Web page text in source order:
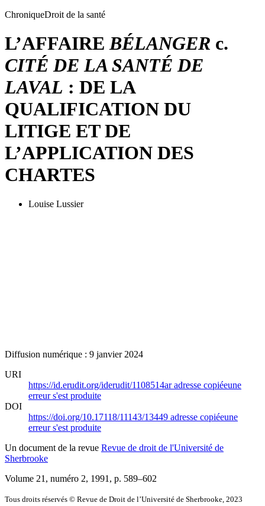
ChroniqueDroit de la santé
L’AFFAIRE BÉLANGER c.
CITÉ DE LA SANTÉ DE
LAVAL : DE LA
QUALIFICATION DU
LITIGE ET DE
L’APPLICATION DES
CHARTES
Louise Lussier
Diffusion numérique : 9 janvier 2024
URI
https://id.erudit.org/iderudit/1108514aradresse copiéeune
erreur s'est produite
DOI
https://doi.org/10.17118/11143/13449 adresse copiéeune
erreur s'est produite
Un document de la revue Revue de droit de l'Université de
Sherbrooke
Volume 21, numéro 2, 1991 , p. 589–602
Tous droits réservés © Revue de Droit de l’Université de Sherbrooke, 2023